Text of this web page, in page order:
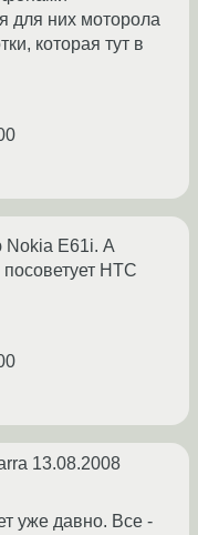
для них моторола
которая тут в
Nokia E61i. А
HTC
13.08.2008
уже давно. Все -